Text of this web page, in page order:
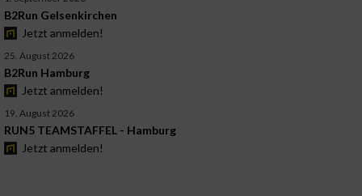
B2Run Gelsenkirchen
Jetzt anmelden!
25. August 2026
B2Run Hamburg
Jetzt anmelden!
19. August 2026
RUN5 TEAMSTAFFEL - Hamburg
Jetzt anmelden!